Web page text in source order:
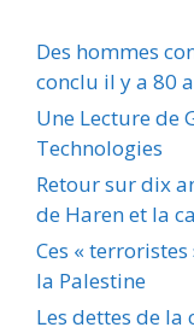
Des hommes
conclu il y a 80
Une Lecture de
Technologies
Retour sur dix
de Haren et la
Ces «
la Palestine
Les dettes de